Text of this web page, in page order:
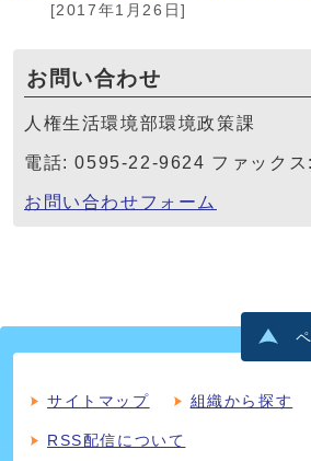
[2017年1月26日]
お問い合わせ
人権生活環境部環境政策課
電話: 0595-22-9624 ファック
お問い合わせフォーム
サイトマップ 組織から探す
RSS配信について